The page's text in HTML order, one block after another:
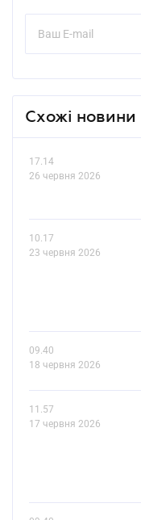
Схожі новини
17.14
26 червня 2026
10.17
23 червня 2026
09.40
18 червня 2026
11.57
17 червня 2026